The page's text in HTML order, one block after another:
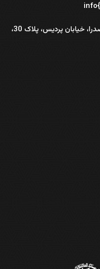
تهران، میدان ونک، خیابان ملاصدرا، خیابان پردیس، پلاک 30،